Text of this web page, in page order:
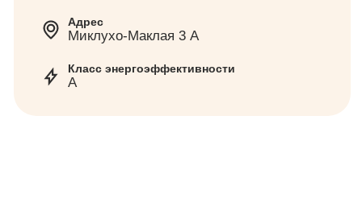
КУПИТЬ КВАРТИРУ
В ИПОТЕКУ ПОД 2%?